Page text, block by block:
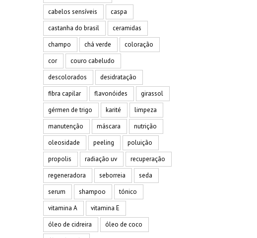
cabelos sensíveis
caspa
castanha do brasil
ceramidas
champo
chá verde
coloração
cor
couro cabeludo
descolorados
desidratação
fibra capilar
flavonóides
girassol
gérmen de trigo
karité
limpeza
manutenção
máscara
nutrição
oleosidade
peeling
poluição
propolis
radiação uv
recuperação
regeneradora
seborreia
seda
serum
shampoo
tónico
vitamina A
vitamina E
óleo de cidreira
óleo de coco